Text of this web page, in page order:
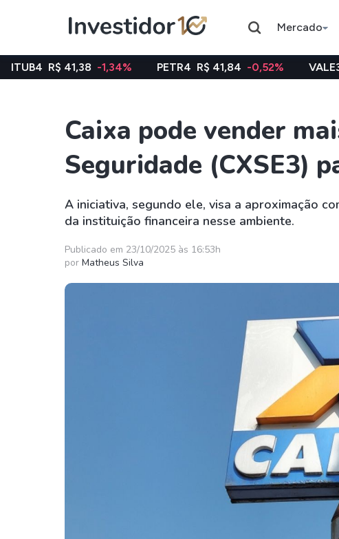
Mercado
Assuntos do momento
Índice
Ibovespa
Ação
Petrobras
Ações
Taesa
Itausa
FIIs
XPML11
Ver todos
-1,34% PETR4 R$ 41,84 -0,52% VALE3 R$ 75,72
Caixa pode vender
Seguridade (CXSE3)
A iniciativa, segundo ele, visa a aproximação
da instituição financeira nesse ambiente.
Publicado em 23/10/2025 às 16:53h
por Matheus Silva